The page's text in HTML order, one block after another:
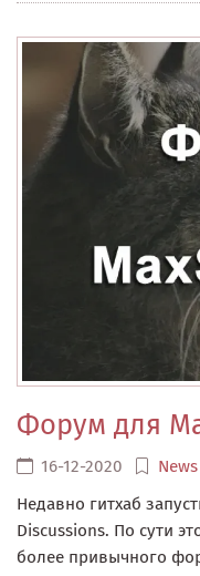
Форум для
16-12-2020
News
Недавно гитхаб
Discussions. По сути
более привычного